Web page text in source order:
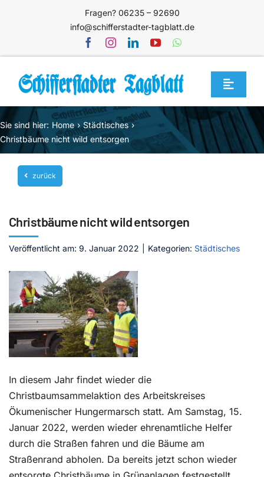
Fragen? 06235 – 92690
info@schifferstadter-tagblatt.de
Toggle
Home
Themen
Blog
Unternehmen
Mediathek
Kontakt
Sie sind hier: Home
Städtisches
Christbäume nicht wild entsorgen
zurück
Christbäume nicht wild entsorgen
Veröffentlicht am: 9. Januar 2022 Kategorien: Städtisches
In diesem Jahr findet wieder die
Christbaumsammelaktion des Arbeitskreises
Ökumenischer Hungermarsch statt. Am Samstag, 15.
Januar 2022, werden wieder ehrenamtliche Helfer
durch die Straßen fahren und die Bäume am
Straßenrand abholen. Da bereits jetzt schon wieder